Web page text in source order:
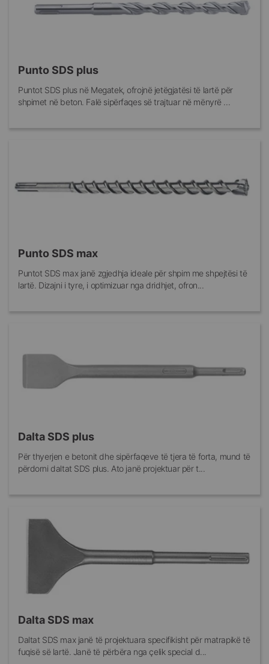
Punto SDS plus
Puntot SDS plus në Megatek, ofrojnë jetëgjatësi të lartë për
shpimet në beton. Falë sipërfaqes së trajtuar në mënyrë ...
Punto SDS max
Puntot SDS max janë zgjedhja ideale për shpim me shpejtësi të
lartë. Dizajni i tyre, i optimizuar nga dridhjet, ofron...
Dalta SDS plus
Për thyerjen e betonit dhe sipërfaqeve të tjera të forta, mund të
përdorni daltat SDS plus. Ato janë projektuar për t...
Dalta SDS max
Daltat SDS max janë të projektuara specifikisht për matrapikë të
fuqisë së lartë. Janë të përbëra nga çelik special d...